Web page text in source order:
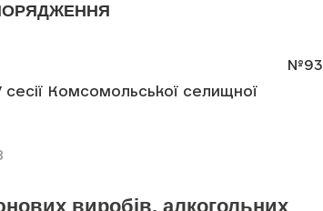
№93
Комсомольської селищної
виробів, алкогольних